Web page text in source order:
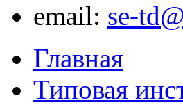
email: se-
Главная
Типовая